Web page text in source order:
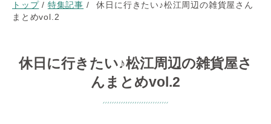
トップ / 特集記事 /
休日に行きたい♪松江周辺の雑貨屋さん
まとめvol.2
休日に行きたい♪松江周辺の雑貨屋さ
んまとめvol.2